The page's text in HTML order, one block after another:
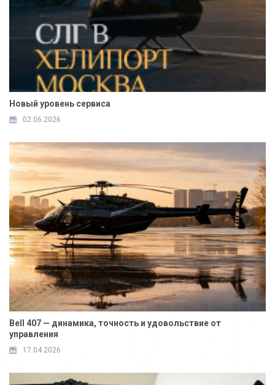
Новый уровень сервиса
02.06.2026
Bell 407 — динамика, точность и удовольствие от
управления
17.04.2026